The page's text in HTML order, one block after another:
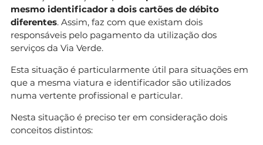
mesmo identificador a dois cartões de débito
diferentes. Assim, faz com que existam dois
responsáveis pelo pagamento da utilização dos
serviços da Via Verde.
Esta situação é particularmente útil para situações em
que a mesma viatura e identificador são utilizados
numa vertente profissional e particular.
Nesta situação é preciso ter em consideração dois
conceitos distintos: